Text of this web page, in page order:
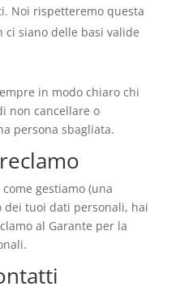
Noi rispetteremo questa
ci siano delle basi valide
in modo chiaro chi
non cancellare o
persona sbagliata.
gestiamo (una
dei tuoi dati personali, hai
al Garante per la